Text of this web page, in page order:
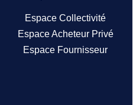
Espace Collectivité
Espace Acheteur Privé
Espace Fournisseur